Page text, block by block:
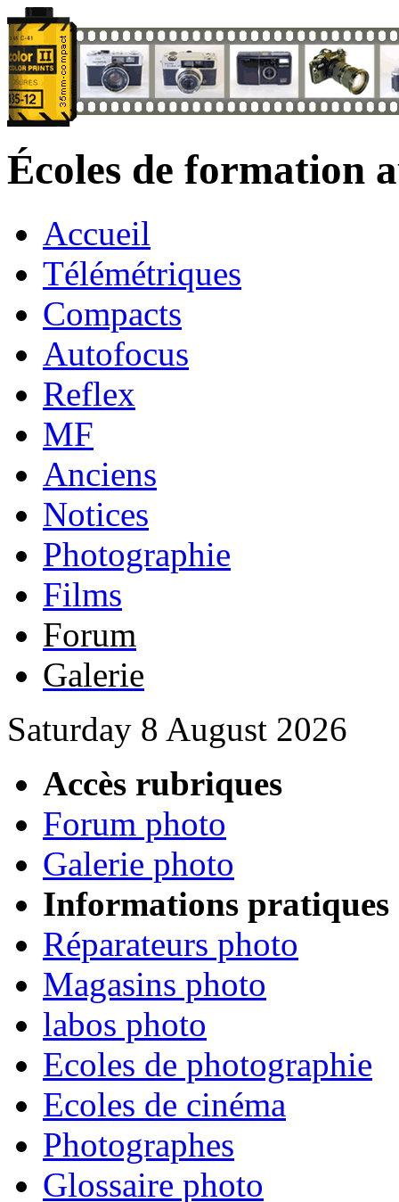
Écoles de formation
Accueil
Télémétriques
Compacts
Autofocus
Reflex
MF
Anciens
Notices
Photographie
Films
Forum
Galerie
Saturday 8 August 2026
Accès rubriques
Forum photo
Galerie photo
Informations pratiques
Réparateurs photo
Magasins photo
labos photo
Ecoles de photographie
Ecoles de cinéma
Photographes
Glossaire photo